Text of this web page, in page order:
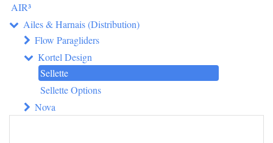
AIR³
Ailes & Harnais (Distribution)
Flow Paragliders
Kortel Design
Sellette
Sellette Options
Nova